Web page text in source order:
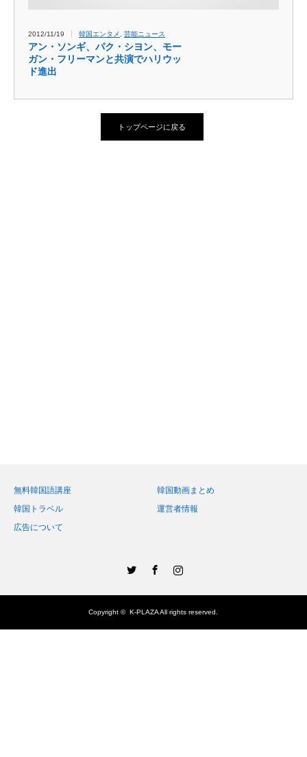
2012/11/19 韓国エンタメ , 芸能ニュース
アン・ソンギ、パク・シヨン、モー
ガン・フリーマンと共演でハリウッ
ド進出
トップページに戻る
無料韓国語講座
韓国動画まとめ
韓国トラベル
運営者情報
広告について
Copyright © K-PLAZAAll rights reserved.